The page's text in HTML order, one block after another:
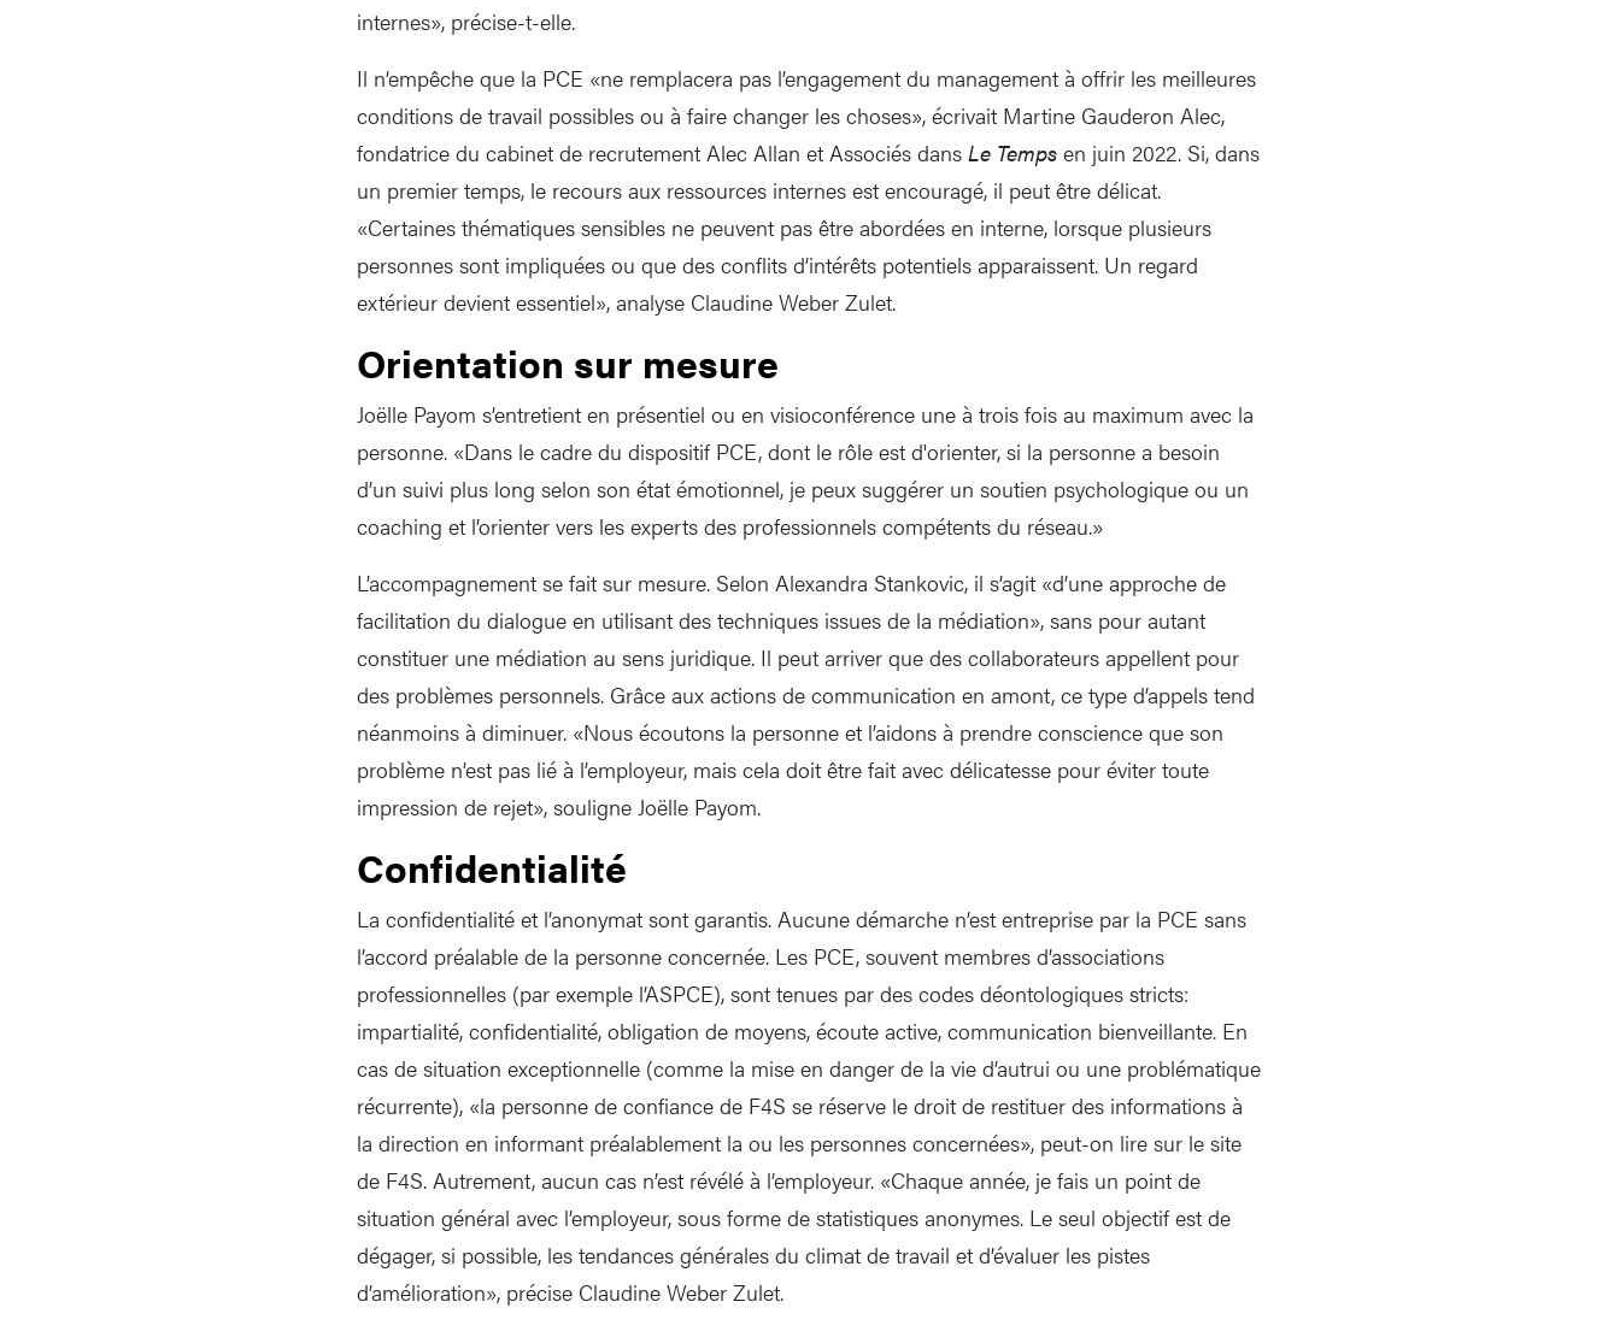
internes», précise-t-elle.
Il n’empêche que la PCE «ne remplacera pas l’engagement du management à offrir les meilleures
conditions de travail possibles ou à faire changer les choses», écrivait Martine Gauderon Alec,
fondatrice du cabinet de recrutement Alec Allan et Associés dans Le Temps en juin 2022. Si, dans
un premier temps, le recours aux ressources internes est encouragé, il peut être délicat.
«Certaines thématiques sensibles ne peuvent pas être abordées en interne, lorsque plusieurs
personnes sont impliquées ou que des conflits d’intérêts potentiels apparaissent. Un regard
extérieur devient essentiel», analyse Claudine Weber Zulet.
Orientation sur mesure
Joëlle Payom s’entretient en présentiel ou en visioconférence une à trois fois au maximum avec la
personne. «Dans le cadre du dispositif PCE, dont le rôle est d'orienter, si la personne a besoin
d’un suivi plus long selon son état émotionnel, je peux suggérer un soutien psychologique ou un
coaching et l’orienter vers les experts des professionnels compétents du réseau.»
L’accompagnement se fait sur mesure. Selon Alexandra Stankovic, il s’agit «d’une approche de
facilitation du dialogue en utilisant des techniques issues de la médiation», sans pour autant
constituer une médiation au sens juridique. Il peut arriver que des collaborateurs appellent pour
des problèmes personnels. Grâce aux actions de communication en amont, ce type d’appels tend
néanmoins à diminuer. «Nous écoutons la personne et l’aidons à prendre conscience que son
problème n’est pas lié à l’employeur, mais cela doit être fait avec délicatesse pour éviter toute
impression de rejet», souligne Joëlle Payom.
Confidentialité
La confidentialité et l’anonymat sont garantis. Aucune démarche n’est entreprise par la PCE sans
l’accord préalable de la personne concernée. Les PCE, souvent membres d’associations
professionnelles (par exemple l’ASPCE), sont tenues par des codes déontologiques stricts:
impartialité, confidentialité, obligation de moyens, écoute active, communication bienveillante. En
cas de situation exceptionnelle (comme la mise en danger de la vie d’autrui ou une problématique
récurrente), «la personne de confiance de F4S se réserve le droit de restituer des informations à
la direction en informant préalablement la ou les personnes concernées», peut-on lire sur le site
de F4S. Autrement, aucun cas n’est révélé à l’employeur. «Chaque année, je fais un point de
situation général avec l’employeur, sous forme de statistiques anonymes. Le seul objectif est de
dégager, si possible, les tendances générales du climat de travail et d’évaluer les pistes
d’amélioration», précise Claudine Weber Zulet.